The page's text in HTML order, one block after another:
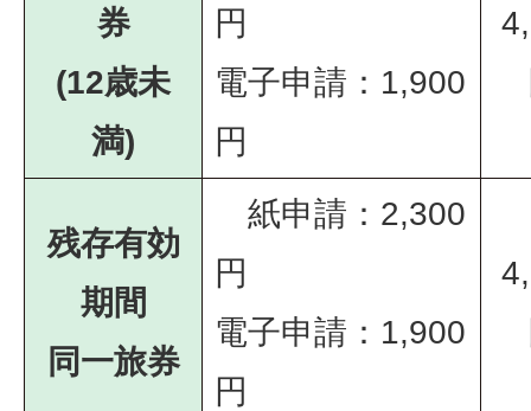
券
(12歳未
満)
円
電子申請：1,900
円
残存有効
期間
同一旅券
紙申請：2,300
円
電子申請：1,900
円